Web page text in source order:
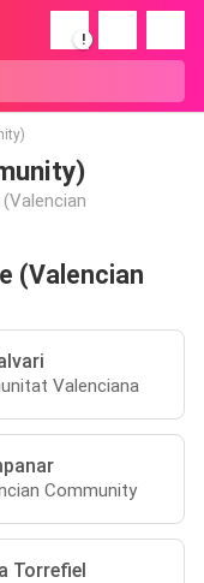
!
(Valencian
Valenciana
Community
Torrefiel